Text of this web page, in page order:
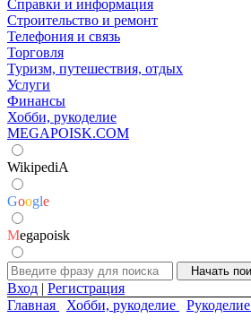
Справки и информация
Строительство и ремонт
Телефония и связь
Торговля
Туризм, путешествия, отдых
Услуги
Финансы
Хобби, рукоделие
MEGAPOISK.COM
WikipediA
Google
Megapoisk
Вход | Регистрация
Главная
Хобби, рукоделие Рукоделие